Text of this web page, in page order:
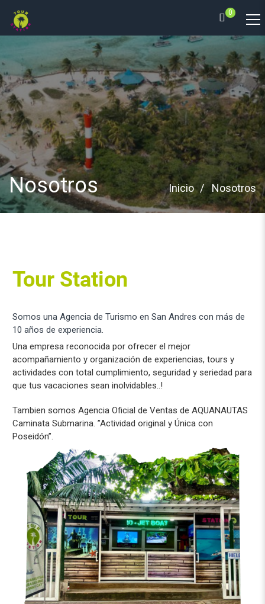
0
Nosotros Inicio Nosotros
Tour Station
Somos una Agencia de Turismo en San Andres con más de
10 años de experiencia.
Una empresa reconocida por ofrecer el mejor
acompañamiento y organización de experiencias, tours y
actividades con total cumplimiento, seguridad y seriedad para
que tus vacaciones sean inolvidables..!
Tambien somos Agencia Oficial de Ventas de AQUANAUTAS
Caminata Submarina. ”Actividad original y Única con
Poseidón”.